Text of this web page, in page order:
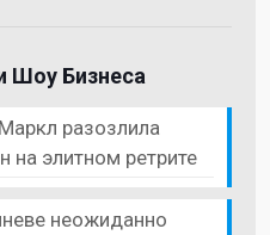
Шоу Бизнеса
разозлила
на элитном ретрите
неожиданно